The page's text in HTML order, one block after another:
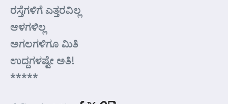
ರಸ್ತೆಗಳಿಗೆ ಎತ್ತರವಿಲ್ಲ
ಆಳಗಳಿಲ್ಲ
ಅಗಲಗಳಿಗೂ ಮಿತಿ
ಉದ್ದಗಳಷ್ಟೇ ಅತಿ!
*****